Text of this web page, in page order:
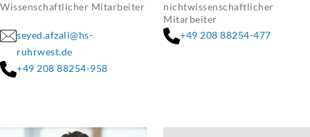
Wissenschaftlicher Mitarbeiter
seyed.afzali@hs-
ruhrwest.de
+49 208 88254-958
nichtwissenschaftlicher
Mitarbeiter
+49 208 88254-477